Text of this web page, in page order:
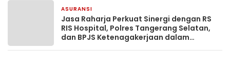
ASURANSI
Jasa Raharja Perkuat Sinergi dengan RS
RIS Hospital, Polres Tangerang Selatan,
dan BPJS Ketenagakerjaan dalam